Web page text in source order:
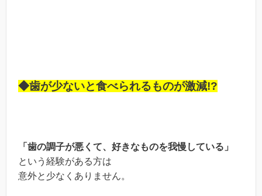
◆歯が少ないと食べられるものが激減!?
「歯の調子が悪くて、好きなものを我慢している」
という経験がある方は
意外と少なくありません。